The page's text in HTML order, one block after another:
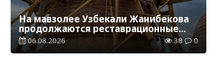
На мавзолее Узбекали Жанибекова
продолжаются реставрационные
работы
06.08.2026 38 0